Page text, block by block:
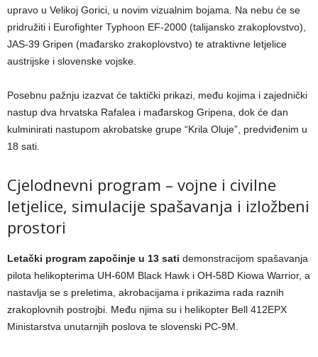
upravo u Velikoj Gorici, u novim vizualnim bojama. Na nebu će se
pridružiti i Eurofighter Typhoon EF-2000 (talijansko zrakoplovstvo),
JAS-39 Gripen (mađarsko zrakoplovstvo) te atraktivne letjelice
austrijske i slovenske vojske.
Posebnu pažnju izazvat će taktički prikazi, među kojima i zajednički
nastup dva hrvatska Rafalea i mađarskog Gripena, dok će dan
kulminirati nastupom akrobatske grupe “Krila Oluje”, predviđenim u
18 sati.
Cjelodnevni program – vojne i civilne
letjelice, simulacije spašavanja i izložbeni
prostori
Letački program započinje u 13 sati demonstracijom spašavanja
pilota helikopterima UH-60M Black Hawk i OH-58D Kiowa Warrior, a
nastavlja se s preletima, akrobacijama i prikazima rada raznih
zrakoplovnih postrojbi. Među njima su i helikopter Bell 412EPX
Ministarstva unutarnjih poslova te slovenski PC-9M.